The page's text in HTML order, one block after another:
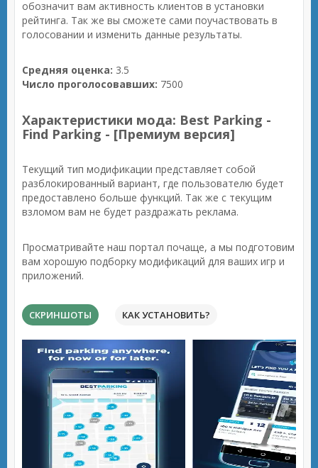
обозначит вам активность клиентов в установки
рейтинга. Так же вы сможете сами поучаствовать в
голосовании и изменить данные результаты.
Средняя оценка: 3.5
Число проголосовавших: 7500
Характеристики мода: Best Parking -
Find Parking - [Премиум версия]
Текущий тип модификации представляет собой
разблокированный вариант, где пользователю будет
предоставлено больше функций. Так же с текущим
взломом вам не будет раздражать реклама.
Просматривайте наш портал почаще, а мы подготовим
вам хорошую подборку модификаций для ваших игр и
приложений.
СКРИНШОТЫ КАК УСТАНОВИТЬ?